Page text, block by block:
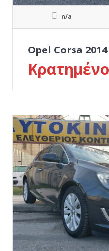
n/a
Κρατημένο